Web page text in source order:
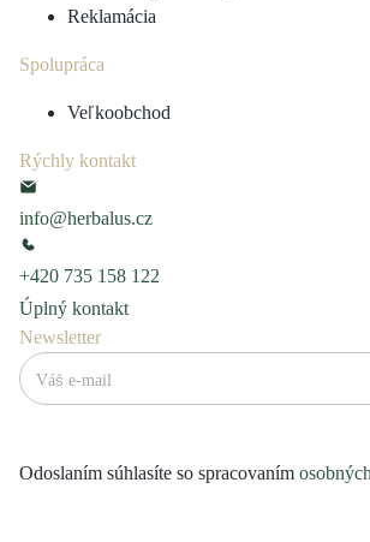
Reklamácia
Spolupráca
Veľkoobchod
Rýchly kontakt
info@herbalus.cz
+420 735 158 122
Úplný kontakt
Newsletter
Odoslaním súhlasíte so spracovaním